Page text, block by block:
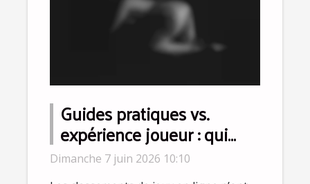
Guides pratiques vs.
expérience joueur : qui
influence vraiment les
classements ?
Dimanche 7 juin 2026 10:10